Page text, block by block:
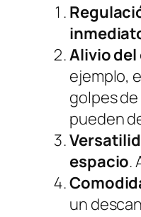
Alivio
ejemplo,
golpes
pueden
espacio.
un